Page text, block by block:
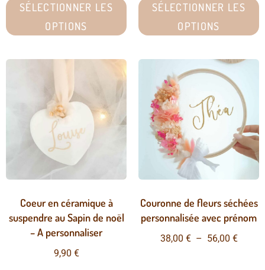
SÉLECTIONNER LES
OPTIONS
SÉLECTIONNER LES
OPTIONS
Coeur en céramique à
suspendre au Sapin de noël
– A personnaliser
9,90 €
Couronne de fleurs séchées
personnalisée avec prénom
38,00 € – 56,00 €